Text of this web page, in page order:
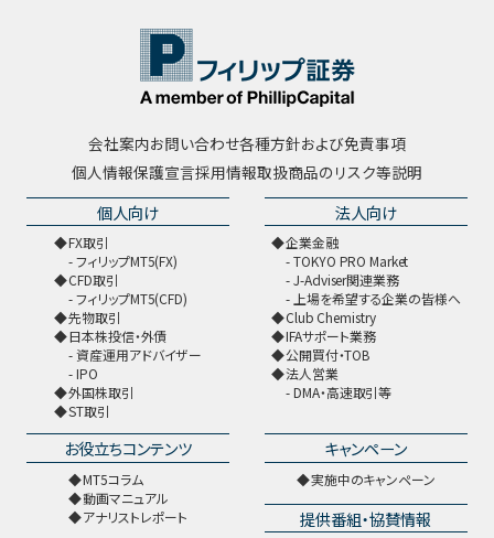
会社案内お問い合わせ各種方針および免責事項
個人情報保護宣言採用情報取扱商品のリスク等説明
個人向け
FX取引
フィリップMT5(FX)
CFD取引
フィリップMT5(CFD)
先物取引
日本株投信・外債
資産運用アドバイザー
IPO
外国株取引
ST取引
法人向け
企業金融
TOKYO PRO Market
J-Adviser関連業務
上場を希望する企業の皆様へ
Club Chemistry
IFAサポート業務
公開買付・TOB
法人営業
DMA・高速取引等
お役立ちコンテンツ
MT5コラム
動画マニュアル
アナリストレポート
キャンペーン
実施中のキャンペーン
提供番組・協賛情報